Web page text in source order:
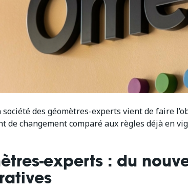
société des géomètres-experts vient de faire
de changement comparé aux règles déjà en
experts : du